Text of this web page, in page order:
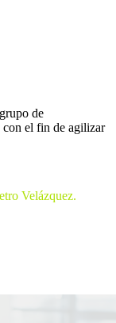
de
con el fin de agilizar
Velázquez.